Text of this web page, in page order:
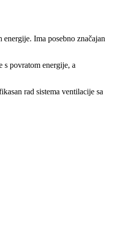
Ima posebno značajan
povratom energije, a
rad sistema ventilacije sa